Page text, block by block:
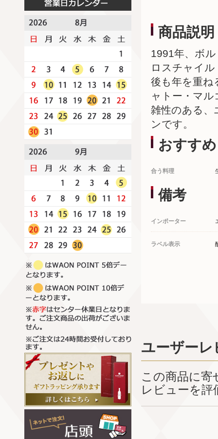
商品説明
1991年、ボ
ロスチャイ
後も年を重ね
ャトー・マ
雑性のある、
ンです。
おすすめ
合う料理
備考
インポーター
ラベル表示
ユーザーレ
この商品に
レビューを評